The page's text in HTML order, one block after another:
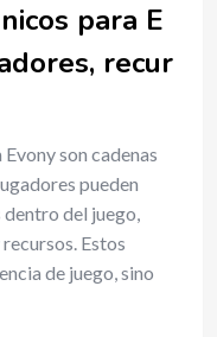
para E
recur
son cadenas
pueden
del juego,
Estos
de juego, sino